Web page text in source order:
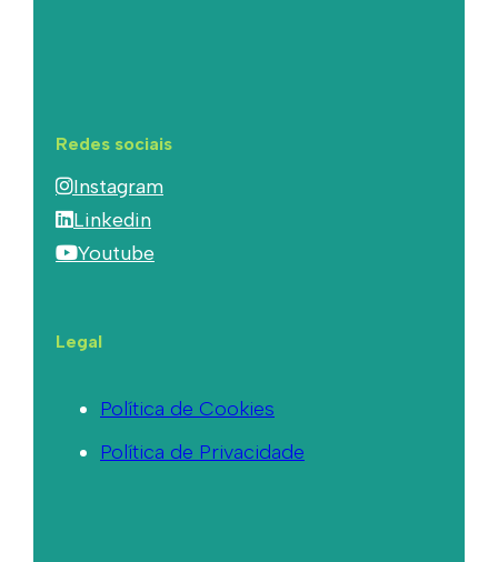
Redes sociais
Instagram
Linkedin
Youtube
Legal
Política de Cookies
Política de Privacidade